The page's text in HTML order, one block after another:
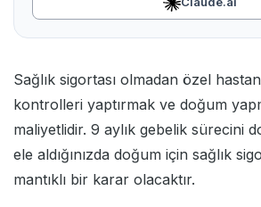
Sağlık sigortası olmadan özel
kontrolleri yaptırmak ve doğum
maliyetlidir. 9 aylık gebelik sürecini
ele aldığınızda doğum için sağlık
mantıklı bir karar olacaktır.